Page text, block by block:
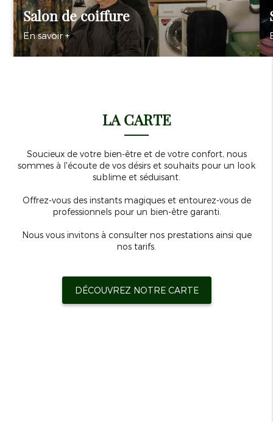
Salon de coiffure
En savoir +
LA CARTE
Soucieux de votre bien-être et de votre confort, nous
sommes à l'écoute de vos désirs et souhaits pour un look
sublime et séduisant.
Offrez-vous des instants magiques et entourez-vous de
professionnels pour un bien-être garanti.
Nous vous invitons à consulter nos prestations ainsi que
nos tarifs.
DÉCOUVREZ NOTRE CARTE